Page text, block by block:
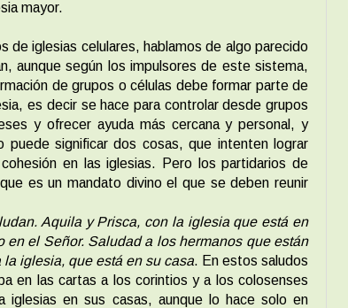
mayor.
de iglesias celulares, hablamos de algo parecido
aunque según los impulsores de este sistema,
de grupos o células debe formar parte de
es decir se hace para controlar desde grupos
y ofrecer ayuda más cercana y personal, y
puede significar dos cosas, que intenten lograr
en las iglesias. Pero los partidarios de
es un mandato divino el que se deben reunir
Aquila y Prisca, con la iglesia que está en
en el Señor. Saludad a los hermanos que están
iglesia, que está en su casa. En estos saludos
en las cartas a los corintios y a los colosenses
iglesias en sus casas, aunque lo hace solo en